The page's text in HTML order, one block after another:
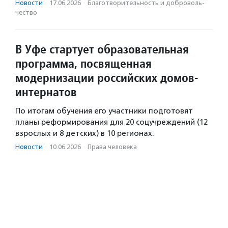
Новости · 17.06.2026 · Благотвори­тель­ность и доброволь­
чест­во
В Уфе стартует образовательная
программа, посвященная
модернизации российских домов-
интернатов
По итогам обучения его участники подготовят
планы реформирования для 20 соцучреждений (12
взрослых и 8 детских) в 10 регионах.
Новости · 10.06.2026 · Права человека